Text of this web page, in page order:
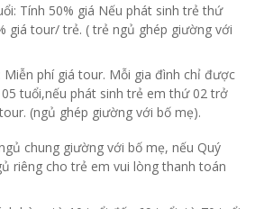
Tính 50% giá Nếu phát sinh trẻ thứ
giá tour/ trẻ. ( trẻ ngủ ghép giường với
phí giá tour. Mỗi gia đình chỉ được
tuổi,nếu phát sinh trẻ em thứ 02 trở
(ngủ ghép giường với bố mẹ).
chung giường với bố mẹ, nếu Quý
riêng cho trẻ em vui lòng thanh toán